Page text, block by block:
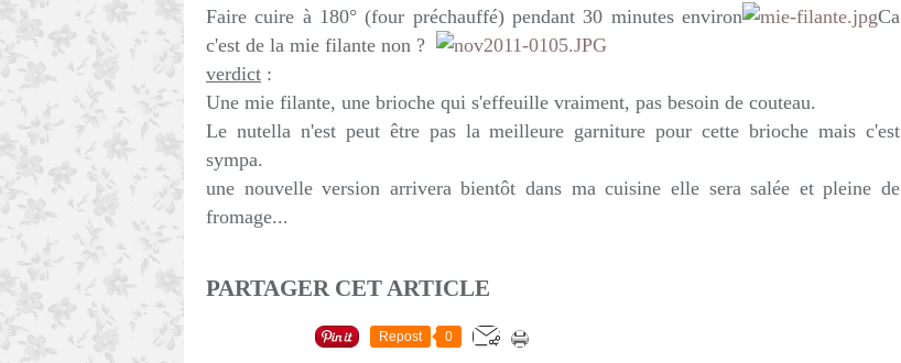
Faire cuire à 180° (four préchauffé) pendant 30 minutes environ
Ca
c'est de la mie filante non ?
verdict :
Une mie filante, une brioche qui s'effeuille vraiment, pas besoin de couteau.
Le nutella n'est peut être pas la meilleure garniture pour cette brioche mais c'est
sympa.
une nouvelle version arrivera bientôt dans ma cuisine elle sera salée et pleine de
fromage...
PARTAGER CET ARTICLE
Repost 0